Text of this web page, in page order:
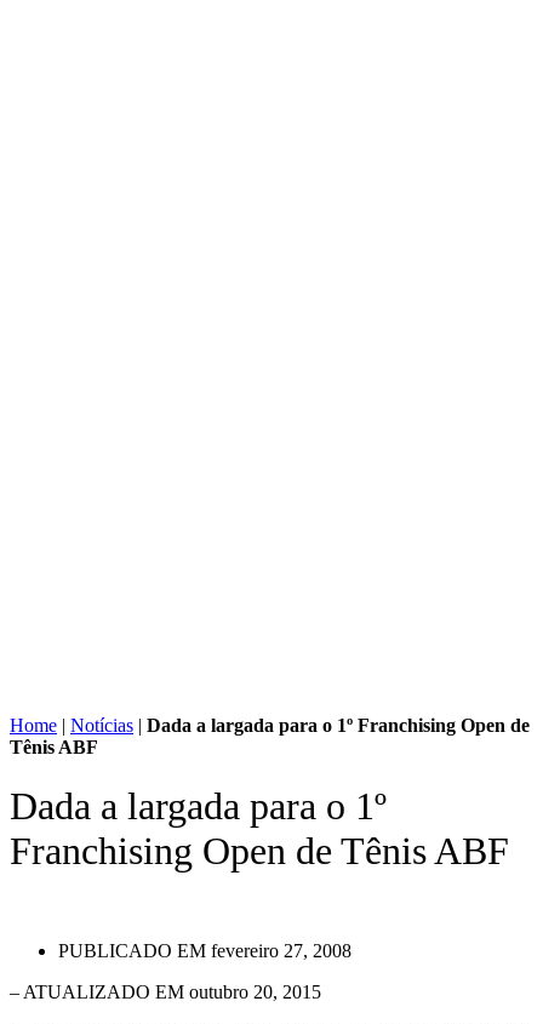
Home | Notícias | Dada a largada para o 1º Franchising Open de
Tênis ABF
Dada a largada para o 1º
Franchising Open de Tênis ABF
PUBLICADO EM fevereiro 27, 2008
– ATUALIZADO EM outubro 20, 2015